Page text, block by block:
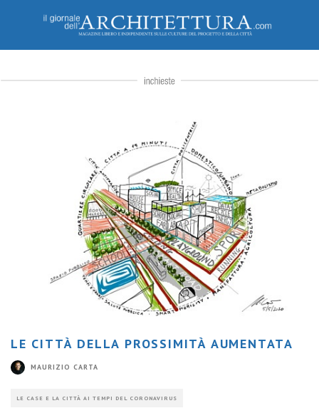
LE CITTÀ DELLA PROSSIMITÀ AUMENTATA
MAURIZIO CARTA
LE CASE E LA CITTÀ AI TEMPI DEL CORONAVIRUS